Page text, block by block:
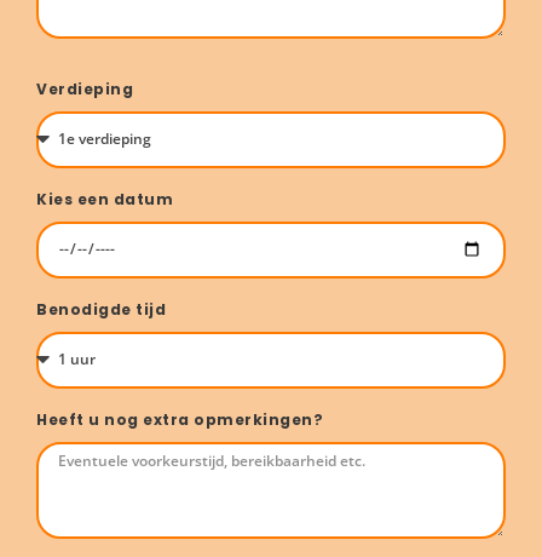
Verdieping
Kies een datum
Benodigde tijd
Heeft u nog extra opmerkingen?